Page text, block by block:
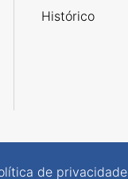
Histórico
de privacidade